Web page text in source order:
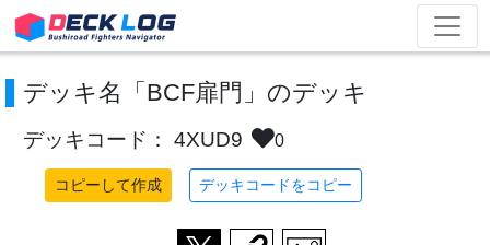
デッキ名「BCF扉門」のデッキ
デッキコード： 4XUD9 0
コピーして作成 デッキコードをコピー